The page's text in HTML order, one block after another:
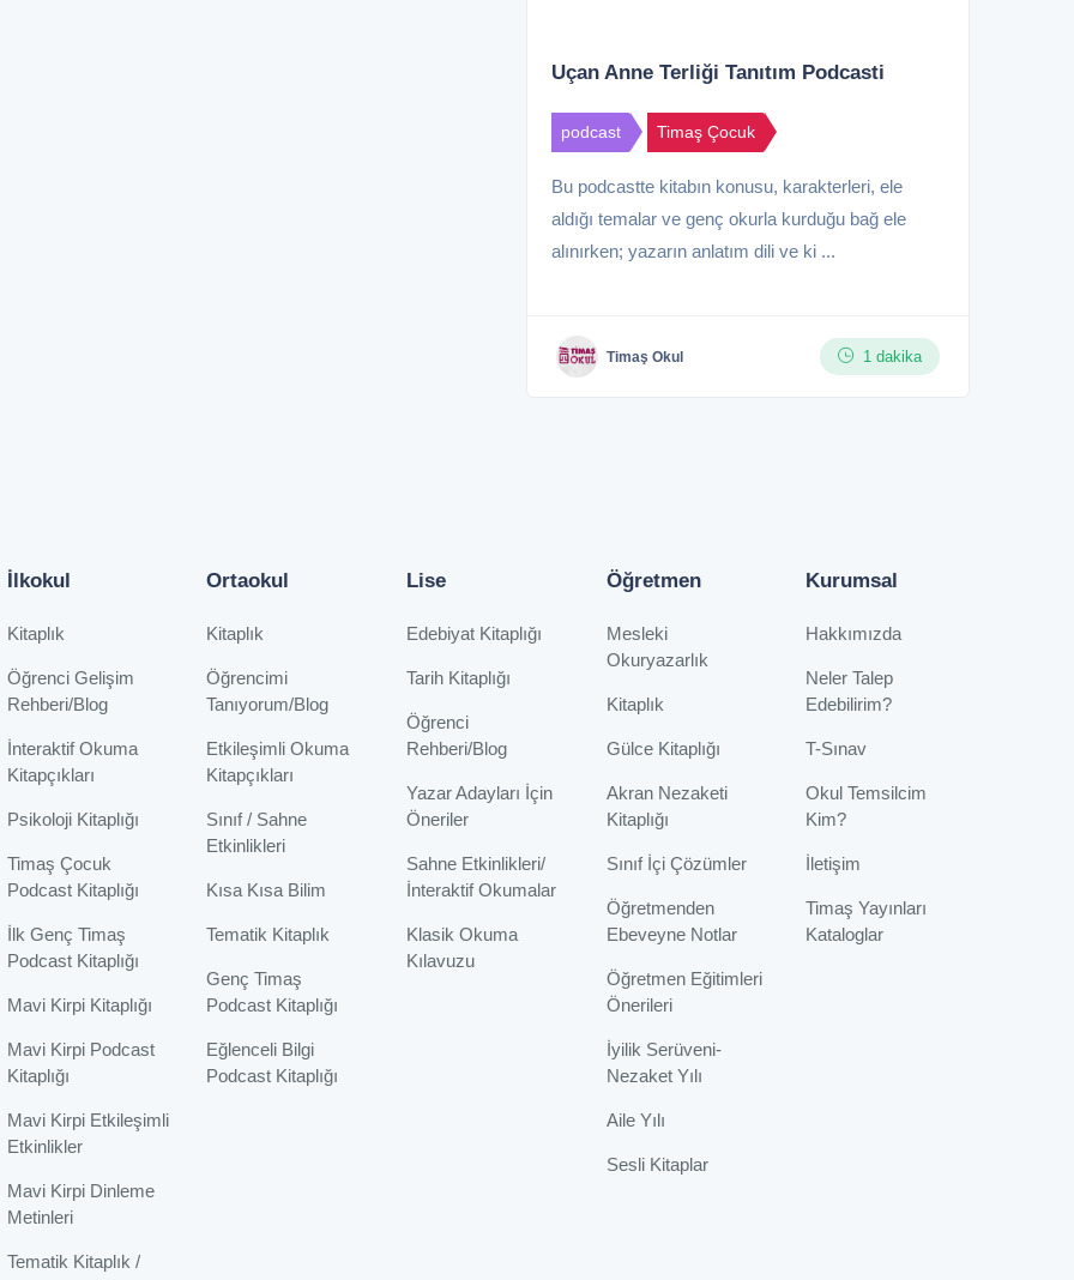
Uçan Anne Terliği Tanıtım Podcasti
podcast Timaş Çocuk
Bu podcastte kitabın konusu, karakterleri, ele
aldığı temalar ve genç okurla kurduğu bağ ele
alınırken; yazarın anlatım dili ve ki ...
Timaş Okul 1 dakika
İlkokul
Kitaplık
Öğrenci Gelişim
Rehberi/Blog
İnteraktif Okuma
Kitapçıkları
Psikoloji Kitaplığı
Timaş Çocuk
Podcast Kitaplığı
İlk Genç Timaş
Podcast Kitaplığı
Mavi Kirpi Kitaplığı
Mavi Kirpi Podcast
Kitaplığı
Mavi Kirpi Etkileşimli
Etkinlikler
Mavi Kirpi Dinleme
Metinleri
Tematik Kitaplık /
Ortaokul
Kitaplık
Öğrencimi
Tanıyorum/Blog
Etkileşimli Okuma
Kitapçıkları
Sınıf / Sahne
Etkinlikleri
Kısa Kısa Bilim
Tematik Kitaplık
Genç Timaş
Podcast Kitaplığı
Eğlenceli Bilgi
Podcast Kitaplığı
Lise
Edebiyat Kitaplığı
Tarih Kitaplığı
Öğrenci
Rehberi/Blog
Yazar Adayları İçin
Öneriler
Sahne Etkinlikleri/
İnteraktif Okumalar
Klasik Okuma
Kılavuzu
Öğretmen
Mesleki
Okuryazarlık
Kitaplık
Gülce Kitaplığı
Akran Nezaketi
Kitaplığı
Sınıf İçi Çözümler
Öğretmenden
Ebeveyne Notlar
Öğretmen Eğitimleri
Önerileri
İyilik Serüveni-
Nezaket Yılı
Aile Yılı
Sesli Kitaplar
Kurumsal
Hakkımızda
Neler Talep
Edebilirim?
T-Sınav
Okul Temsilcim
Kim?
İletişim
Timaş Yayınları
Kataloglar